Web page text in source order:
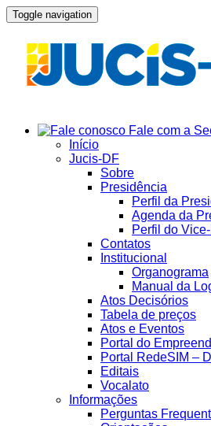
Toggle navigation
Fale com a
Início
Jucis-DF
Sobre
Presidência
Perfil da
Agenda da
Perfil do
Contatos
Institucional
Organograma
Manual da
Atos Decisórios
Tabela de preços
Atos e Eventos
Portal do
Portal RedeSIM –
Editais
Vocalato
Informações
Perguntas